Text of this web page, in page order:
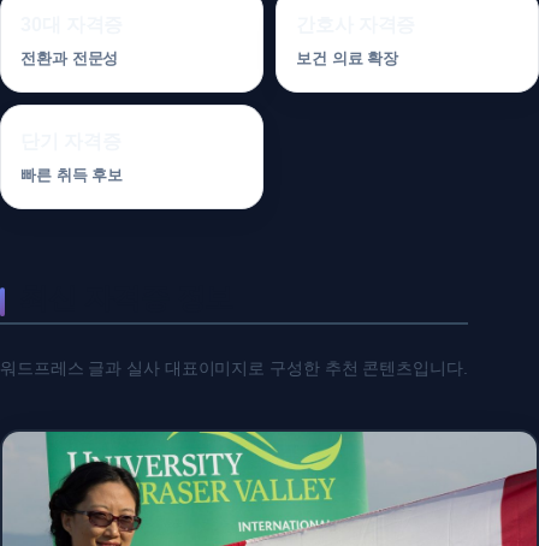
전환과 전문성 보건 의료 확장
빠른 취득 후보
워드프레스 글과 실사 대표이미지로 구성한 추천 콘텐츠입니다.